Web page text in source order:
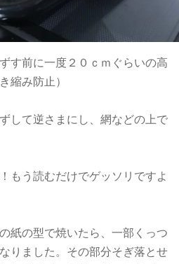
す前に一度２０ｃｍぐらいの高
縮み防止）
して逆さまにし、網などの上で
もう読むだけでゲッソリですよ
紙の型で焼いたら、一部くっつ
りました。その部分そぎ落とせ